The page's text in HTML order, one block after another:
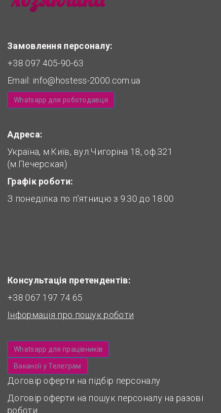
Замовлення персоналу:
+38 097 405-90-63
Email: info@hostess-2000.com.ua
Whatsapp для роботодавця
Адреса:
Україна, м.Київ, вул.Чигоріна 18, оф.321
(м.Печерская)
Графік роботи:
З понеділка по п'ятницю з 9.30 до 18.00
Консультація претендентів:
+38 067 197 74 65
Інформація про пошук роботи
Whatsapp для працівників
Вакансії у Телеграм
Договір оферти на підбір персоналу
Договір оферти на пошук персоналу на разові
роботи